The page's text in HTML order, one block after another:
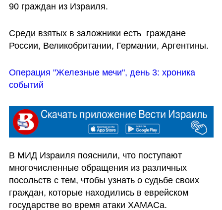
90 граждан из Израиля.
Среди взятых в заложники есть  граждане
России, Великобритании, Германии, Аргентины.
Операция "Железные мечи", день 3: хроника
событий
В МИД Израиля пояснили, что поступают
многочисленные обращения из различных
посольств с тем, чтобы узнать о судьбе своих
граждан, которые находились в еврейском
государстве во время атаки ХАМАСа.